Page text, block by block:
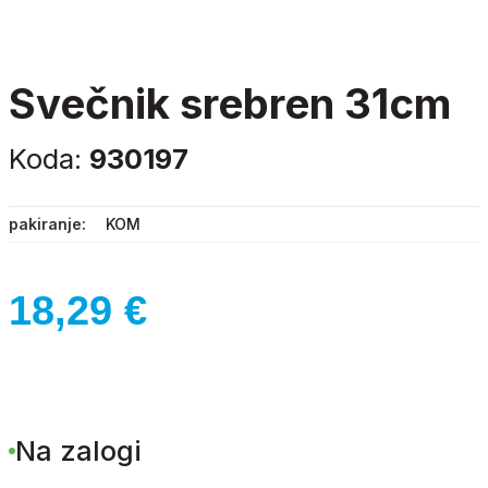
svečnik srebren 31cm
Koda: 930197
pakiranje KOM
18,29 €
Na zalogi